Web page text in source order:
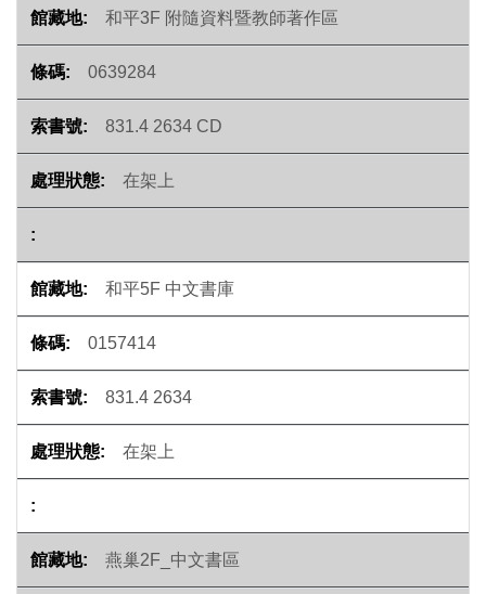
和平3F 附隨資料暨教師著作區
0639284
831.4 2634 CD
在架上
和平5F 中文書庫
0157414
831.4 2634
在架上
燕巢2F_中文書區